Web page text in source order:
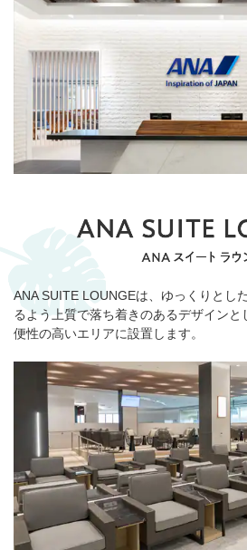
ANA SUITE LOUNGEは、ゆっくりとし
るよう上質で落ち着きのあるデザインと
便性の高いエリアに設置します。